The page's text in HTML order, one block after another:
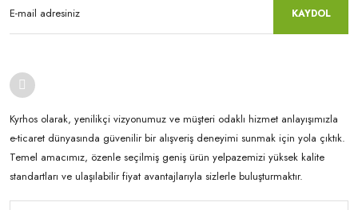
KAYDOL
Kyrhos olarak, yenilikçi vizyonumuz ve müşteri odaklı hizmet anlayışımızla
e-ticaret dünyasında güvenilir bir alışveriş deneyimi sunmak için yola çıktık.
Temel amacımız, özenle seçilmiş geniş ürün yelpazemizi yüksek kalite
standartları ve ulaşılabilir fiyat avantajlarıyla sizlerle buluşturmaktır.